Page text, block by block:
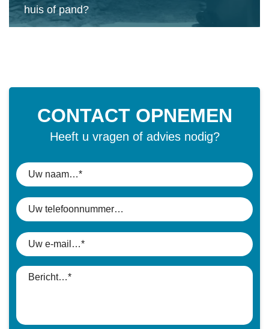
huis of pand?
CONTACT OPNEMEN
Heeft u vragen of advies nodig?